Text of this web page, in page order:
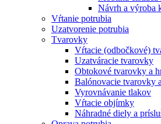
Návrh a výroba
Vŕtanie potrubia
Uzatvorenie potrubia
Tvarovky
Vŕtacie (odbočkové)
Uzatváracie tvarovky
Obtokové tvarovky a
Balónovacie tvarovky
Vyrovnávanie tlakov
Vŕtacie objímky
Náhradné diely a